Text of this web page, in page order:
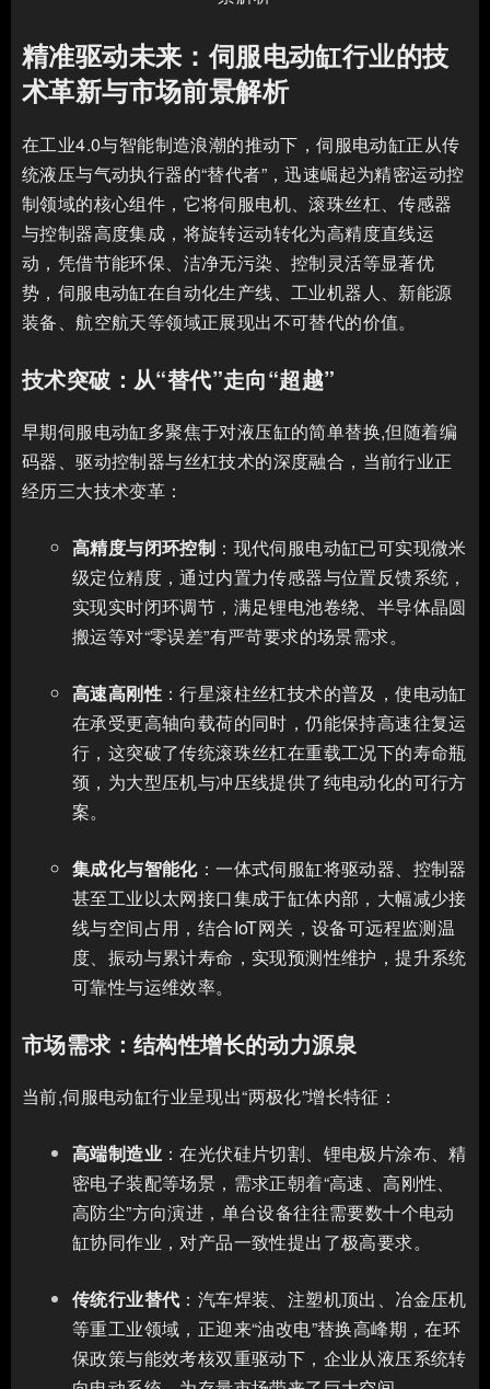
精准驱动未来：伺服电动缸行业的技
术革新与市场前景解析
在工业4.0与智能制造浪潮的推动下，伺服电动缸正从传
统液压与气动执行器的“替代者”，迅速崛起为精密运动控
制领域的核心组件，它将伺服电机、滚珠丝杠、传感器
与控制器高度集成，将旋转运动转化为高精度直线运
动，凭借节能环保、洁净无污染、控制灵活等显著优
势，伺服电动缸在自动化生产线、工业机器人、新能源
装备、航空航天等领域正展现出不可替代的价值。
技术突破：从“替代”走向“超越”
早期伺服电动缸多聚焦于对液压缸的简单替换,但随着编
码器、驱动控制器与丝杠技术的深度融合，当前行业正
经历三大技术变革：
高精度与闭环控制 ：现代伺服电动缸已可实现微米
级定位精度，通过内置力传感器与位置反馈系统，
实现实时闭环调节，满足锂电池卷绕、半导体晶圆
搬运等对“零误差”有严苛要求的场景需求。
高速高刚性 ：行星滚柱丝杠技术的普及，使电动缸
在承受更高轴向载荷的同时，仍能保持高速往复运
行，这突破了传统滚珠丝杠在重载工况下的寿命瓶
颈，为大型压机与冲压线提供了纯电动化的可行方
案。
集成化与智能化：一体式伺服缸将驱动器、控制器
甚至工业以太网接口集成于缸体内部，大幅减少接
线与空间占用，结合IoT网关，设备可远程监测温
度、振动与累计寿命，实现预测性维护，提升系统
可靠性与运维效率。
市场需求：结构性增长的动力源泉
当前,伺服电动缸行业呈现出“两极化”增长特征：
高端制造业 ：在光伏硅片切割、锂电极片涂布、精
密电子装配等场景，需求正朝着“高速、高刚性、
高防尘”方向演进，单台设备往往需要数十个电动
缸协同作业，对产品一致性提出了极高要求。
传统行业替代 ：汽车焊装、注塑机顶出、冶金压机
等重工业领域，正迎来“油改电”替换高峰期，在环
保政策与能效考核双重驱动下，企业从液压系统转